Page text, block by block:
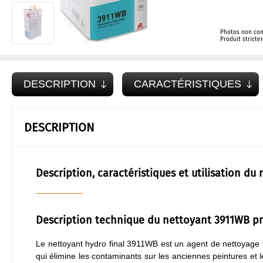
Photos non
Produit
DESCRIPTION CARACTÉRISTIQUES
DESCRIPTION
Description, caractéristiques et utilisation du
Description technique du nettoyant 3911WB
Le nettoyant hydro final 3911WB est un agent de
qui élimine les contaminants sur les anciennes peintures